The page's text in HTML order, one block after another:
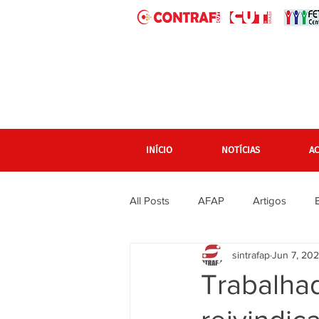
INÍCIO NOTÍCIAS
All Posts AFAP Artigos
banner grande pagina inicial
Em destaque Página inicial
sintrafapJun 7,